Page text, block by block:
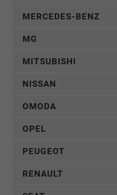
MERCEDES-BENZ
MG
MITSUBISHI
NISSAN
OMODA
OPEL
PEUGEOT
RENAULT